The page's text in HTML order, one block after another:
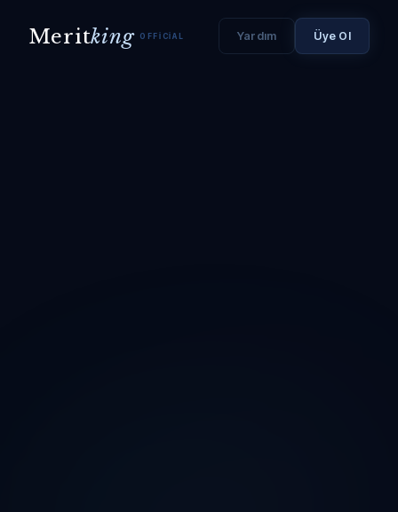
Meritking OFFICIAL Yardım Üye Ol